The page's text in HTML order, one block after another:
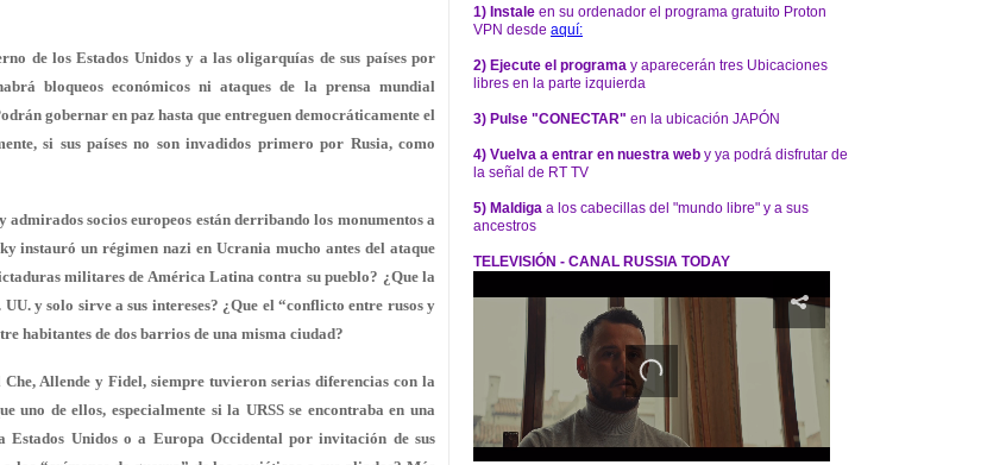
de los Estados Unidos y a las oligarquías de sus países por
bloqueos económicos ni ataques de la prensa mundial
gobernar en paz hasta que entreguen democráticamente el
si sus países no son invadidos primero por Rusia, como
admirados socios europeos están derribando los monumentos a
instauró un régimen nazi en Ucrania mucho antes del ataque
militares de América Latina contra su pueblo? ¿Que la
y solo sirve a sus intereses? ¿Que el “conflicto entre rusos y
habitantes de dos barrios de una misma ciudad?
Allende y Fidel, siempre tuvieron serias diferencias con la
de ellos, especialmente si la URSS se encontraba en una
Unidos o a Europa Occidental por invitación de sus
1) Instale en su ordenador el programa gratuito Proton
VPN desde aquí:
2) Ejecute el programa y aparecerán tres Ubicaciones
libres en la parte izquierda
3) Pulse "CONECTAR" en la ubicación JAPÓN
4) Vuelva a entrar en nuestra web y ya podrá disfrutar de
la señal de RT TV
5) Maldiga a los cabecillas del "mundo libre" y a sus
ancestros
TELEVISIÓN - CANAL RUSSIA TODAY